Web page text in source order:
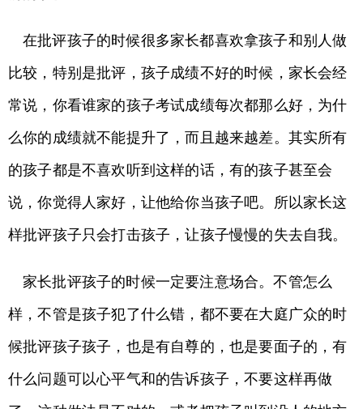
在批评孩子的时候很多家长都喜欢拿孩子和别人做
比较，特别是批评，孩子成绩不好的时候，家长会经
常说，你看谁家的孩子考试成绩每次都那么好，为什
么你的成绩就不能提升了，而且越来越差。其实所有
的孩子都是不喜欢听到这样的话，有的孩子甚至会
说，你觉得人家好，让他给你当孩子吧。所以家长这
样批评孩子只会打击孩子，让孩子慢慢的失去自我。
家长批评孩子的时候一定要注意场合。不管怎么
样，不管是孩子犯了什么错，都不要在大庭广众的时
候批评孩子孩子，也是有自尊的，也是要面子的，有
什么问题可以心平气和的告诉孩子，不要这样再做